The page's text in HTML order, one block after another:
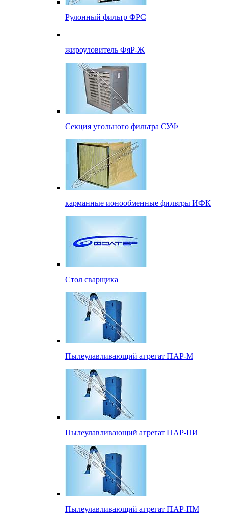
Рулонный фильтр ФРС
жироуловитель ФяР-Ж
Секция угольного фильтра СУФ
карманные ионообменные фильтры ИФК
Стол сварщика
Пылеулавливающий агрегат ПАР-М
Пылеулавливающий агрегат ПАР-ПИ
Пылеулавливающий агрегат ПАР-ПМ